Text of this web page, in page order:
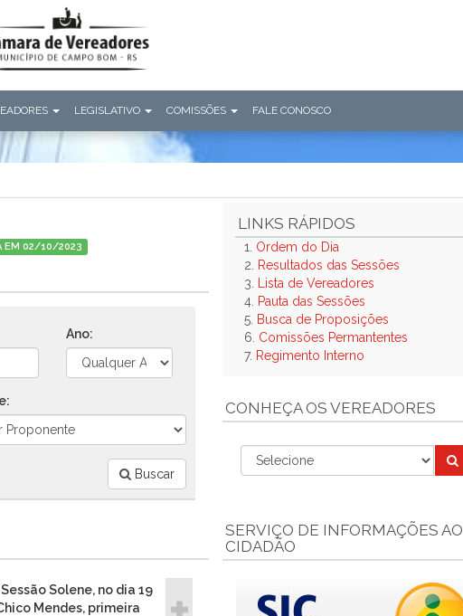
LEGISLATIVO COMISSÕES FALE CONOSCO
EM 02/10/2023
Ano:
Buscar
Solene, no dia 19
Mendes, primeira
LINKS RÁPIDOS
1. Ordem do Dia
2.
Resultados das Sessões
3.
Lista de Vereadores
4. Pauta das Sessões
5. Busca de Proposições
6. Comissões Permantentes
7. Regimento Interno
CONHEÇA OS VEREADORES
SERVIÇO DE INFORMAÇÕES AO
CIDADÃO